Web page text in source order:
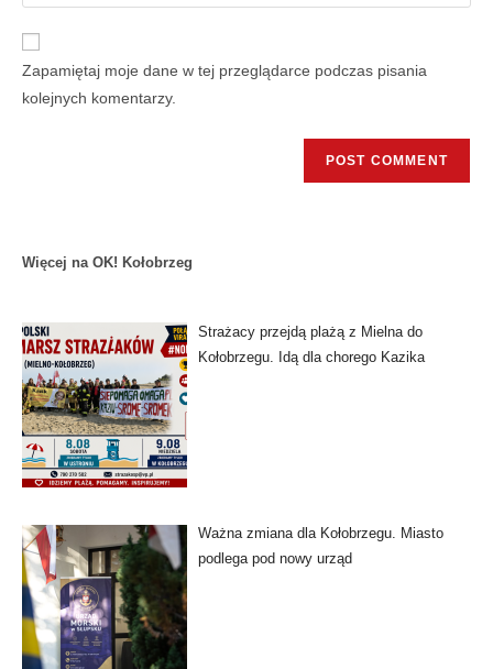
Zapamiętaj moje dane w tej przeglądarce podczas pisania
kolejnych komentarzy.
Więcej na OK! Kołobrzeg
Strażacy przejdą plażą z Mielna do
Kołobrzegu. Idą dla chorego Kazika
Ważna zmiana dla Kołobrzegu. Miasto
podlega pod nowy urząd